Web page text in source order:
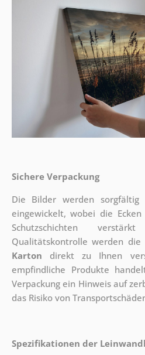
Sichere Verpackung
Die Bilder werden sorgfältig
eingewickelt, wobei die
Schutzschichten
Qualitätskontrolle werden
Karton direkt zu Ihnen
empfindliche Produkte
Verpackung ein Hinweis auf
das Risiko von
Spezifikationen der